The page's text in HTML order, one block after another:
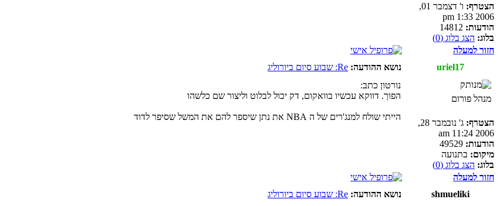
הצטרף:
ו' דצמבר 01,
2006 1:33 pm
הודעות:
בלוג: הצג בלוג (0)
חזור למעלה
uriel17
נושא ההודעה: Re: שבוע סיום ביורוליג
מנהל פורום
הצטרף:
ג' נובמבר 28,
2006 11:24 am
הודעות:
מיקום: בתנועה
בלוג: הצג בלוג (0)
נורטון כתב:
הפוך. דווקא עכשיו בוואקום, דק יכול לבלוט וליצור שם כלשהו
הייתי שולח למנג'רים של ה NBA את נתן שיספר להם את המשל שסיפר לדוד
חזור למעלה
shmueliki
נושא ההודעה: Re: שבוע סיום ביורוליג